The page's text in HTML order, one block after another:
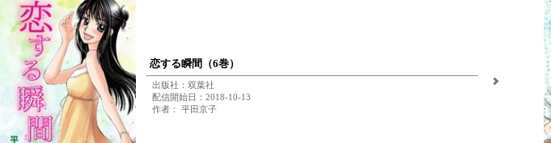
恋する瞬間（6巻）
出版社：双葉社
配信開始日：2018-10-13
作者： 平田京子